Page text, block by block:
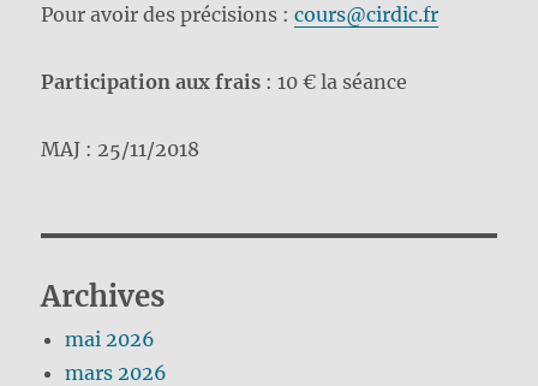
Pour avoir des précisions :cours@cirdic.fr
Participation aux frais : 10 € la séance
MAJ : 25/11/2018
Archives
mai 2026
mars 2026